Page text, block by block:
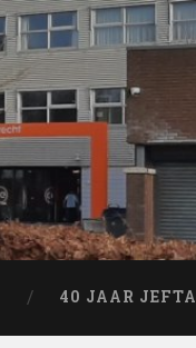
40 JAAR JEFTA